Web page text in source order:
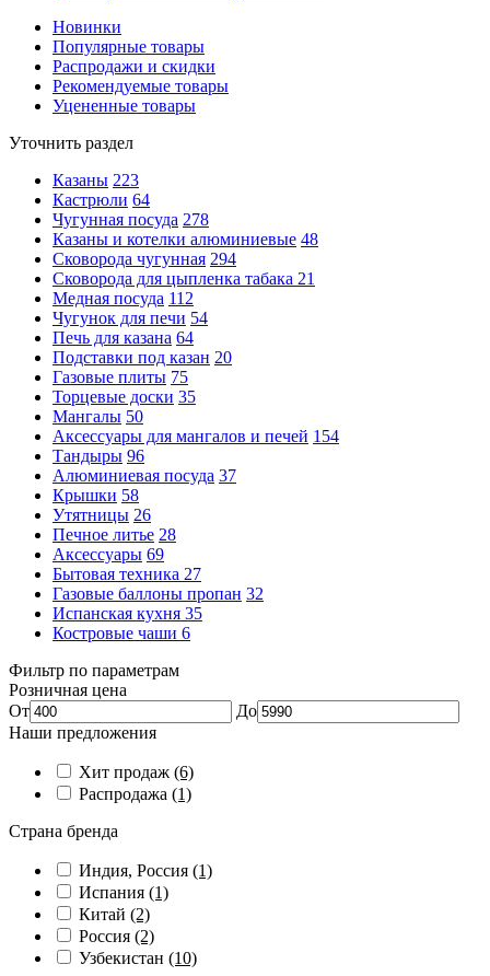
Новинки
Популярные товары
Распродажи и скидки
Рекомендуемые товары
Уцененные товары
Уточнить раздел
Казаны 223
Кастрюли 64
Чугунная посуда 278
Казаны и котелки алюминиевые 48
Сковорода чугунная 294
Сковорода для цыпленка табака 21
Медная посуда 112
Чугунок для печи 54
Печь для казана 64
Подставки под казан 20
Газовые плиты 75
Торцевые доски 35
Мангалы 50
Аксессуары для мангалов и печей 154
Тандыры 96
Алюминиевая посуда 37
Крышки 58
Утятницы 26
Печное литье 28
Аксессуары 69
Бытовая техника 27
Газовые баллоны пропан 32
Испанская кухня 35
Костровые чаши 6
Фильтр по параметрам
Розничная цена
От
До
Наши предложения
Хит продаж (6)
Распродажа (1)
Страна бренда
Индия, Россия (1)
Испания (1)
Китай (2)
Россия (2)
Узбекистан (10)